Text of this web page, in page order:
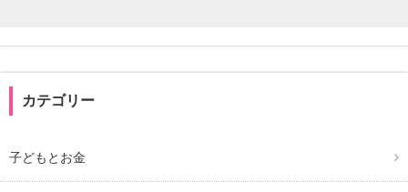
カテゴリー
子どもとお金